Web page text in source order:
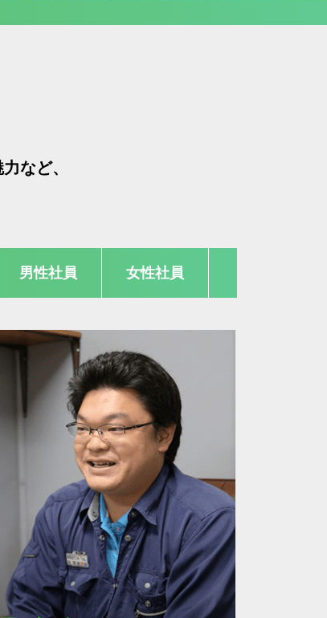
など、
男性社員 女性社員